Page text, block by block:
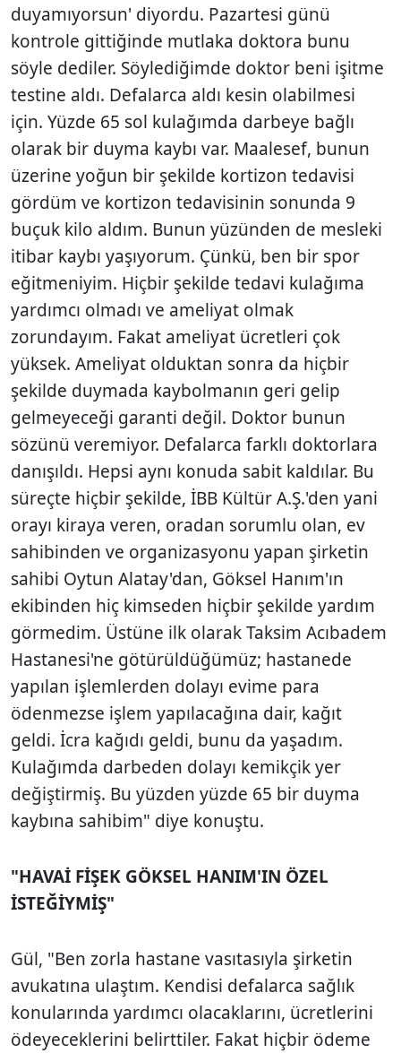
duyamıyorsun' diyordu. Pazartesi günü
kontrole gittiğinde mutlaka doktora bunu
söyle dediler. Söylediğimde doktor beni işitme
testine aldı. Defalarca aldı kesin olabilmesi
için. Yüzde 65 sol kulağımda darbeye bağlı
olarak bir duyma kaybı var. Maalesef, bunun
üzerine yoğun bir şekilde kortizon tedavisi
gördüm ve kortizon tedavisinin sonunda 9
buçuk kilo aldım. Bunun yüzünden de mesleki
itibar kaybı yaşıyorum. Çünkü, ben bir spor
eğitmeniyim. Hiçbir şekilde tedavi kulağıma
yardımcı olmadı ve ameliyat olmak
zorundayım. Fakat ameliyat ücretleri çok
yüksek. Ameliyat olduktan sonra da hiçbir
şekilde duymada kaybolmanın geri gelip
gelmeyeceği garanti değil. Doktor bunun
sözünü veremiyor. Defalarca farklı doktorlara
danışıldı. Hepsi aynı konuda sabit kaldılar. Bu
süreçte hiçbir şekilde, İBB Kültür A.Ş.'den yani
orayı kiraya veren, oradan sorumlu olan, ev
sahibinden ve organizasyonu yapan şirketin
sahibi Oytun Alatay'dan, Göksel Hanım'ın
ekibinden hiç kimseden hiçbir şekilde yardım
görmedim. Üstüne ilk olarak Taksim Acıbadem
Hastanesi'ne götürüldüğümüz; hastanede
yapılan işlemlerden dolayı evime para
ödenmezse işlem yapılacağına dair, kağıt
geldi. İcra kağıdı geldi, bunu da yaşadım.
Kulağımda darbeden dolayı kemikçik yer
değiştirmiş. Bu yüzden yüzde 65 bir duyma
kaybına sahibim" diye konuştu.
"HAVAİ FİŞEK GÖKSEL HANIM'IN ÖZEL
İSTEĞİYMİŞ"
Gül, "Ben zorla hastane vasıtasıyla şirketin
avukatına ulaştım. Kendisi defalarca sağlık
konularında yardımcı olacaklarını, ücretlerini
ödeyeceklerini belirttiler. Fakat hiçbir ödeme